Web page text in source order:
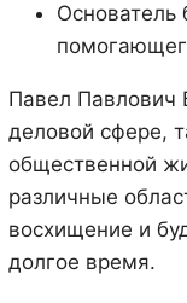
Основатель
Павел Павлович
деловой сфере,
общественной
различные
восхищение и
долгое время.